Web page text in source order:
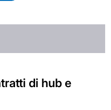
di hub e